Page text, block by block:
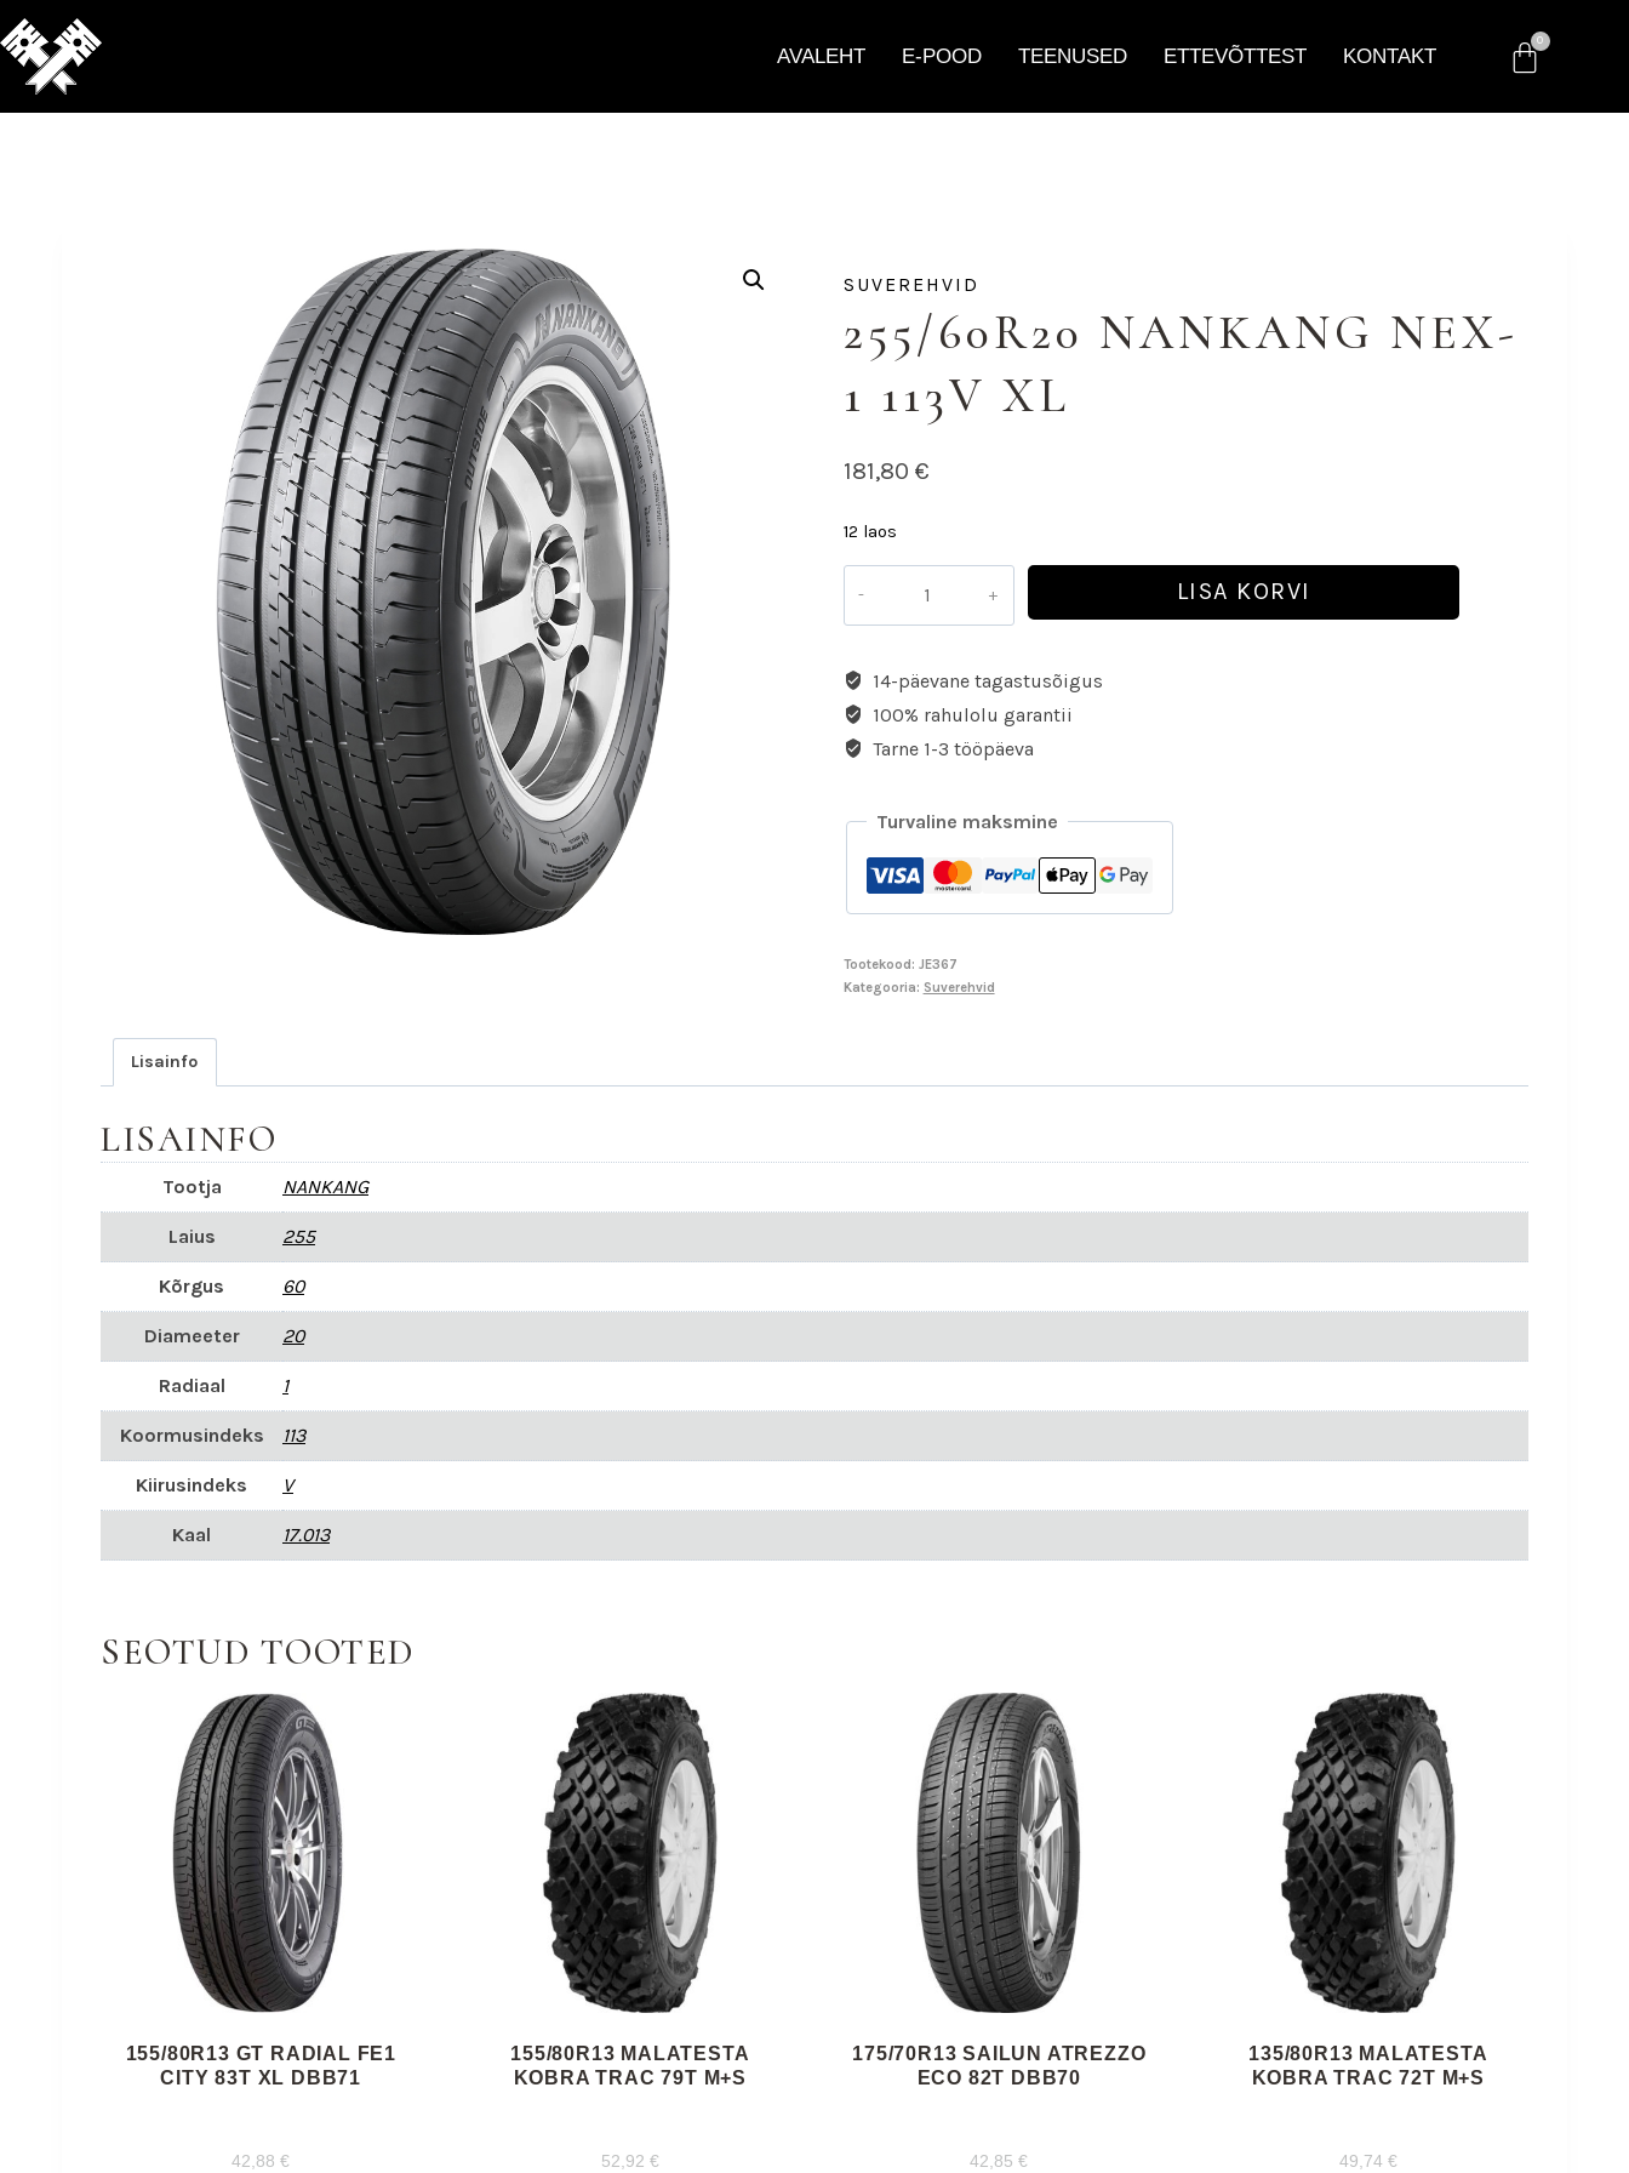
AVALEHT E-POOD TEENUSED ETTEVÕTTEST KONTAKT
SUVEREHVID
255/60R20 NANKANG NEX-
1 113V XL
181,80 €
12 laos
LISA KORVI
14-päevane tagastusõigus
100% rahulolu garantii
Tarne 1-3 tööpäeva
Turvaline maksmine
Tootekood: JE367
Kategooria: Suverehvid
Lisainfo
LISAINFO
Tootja NANKANG
Laius 255
Kõrgus 60
Diameeter 20
Radiaal 1
Koormusindeks 113
Kiirusindeks V
Kaal 17.013
SEOTUD TOOTED
155/80R13 GT RADIAL FE1
CITY 83T XL DBB71
42,88€
155/80R13 MALATESTA
KOBRA TRAC 79T M+S
52,92 €
175/70R13 SAILUN ATREZZO
ECO 82T DBB70
42,85€
135/80R13 MALATESTA
KOBRA TRAC 72T M+S
49,74 €